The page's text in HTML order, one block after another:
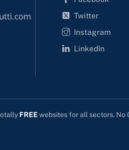
Twitter
Instagram
LinkedIn
FREE websites for all sectors. No